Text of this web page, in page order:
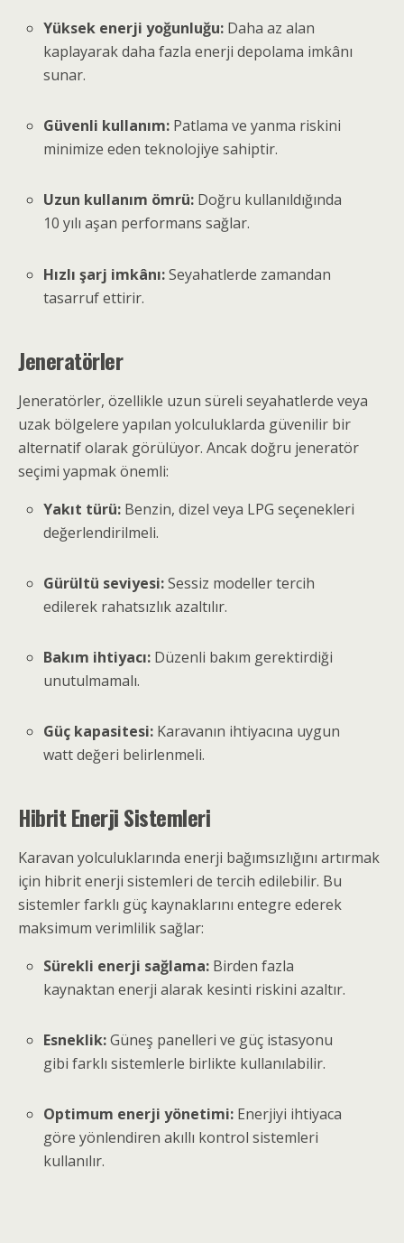
Yüksek enerji yoğunluğu: Daha az alan
kaplayarak daha fazla enerji depolama imkânı
sunar.
Güvenli kullanım: Patlama ve yanma riskini
minimize eden teknolojiye sahiptir.
Uzun kullanım ömrü: Doğru kullanıldığında
10 yılı aşan performans sağlar.
Hızlı şarj imkânı:Seyahatlerde zamandan
tasarruf ettirir.
Jeneratörler
Jeneratörler, özellikle uzun süreli seyahatlerde veya
uzak bölgelere yapılan yolculuklarda güvenilir bir
alternatif olarak görülüyor. Ancak doğru jeneratör
seçimi yapmak önemli:
Yakıt türü: Benzin, dizel veya LPG seçenekleri
değerlendirilmeli.
Gürültü seviyesi:Sessiz modeller tercih
edilerek rahatsızlık azaltılır.
Bakım ihtiyacı: Düzenli bakım gerektirdiği
unutulmamalı.
Güç kapasitesi: Karavanın ihtiyacına uygun
watt değeri belirlenmeli.
Hibrit Enerji Sistemleri
Karavan yolculuklarında enerji bağımsızlığını artırmak
için hibrit enerji sistemleri de tercih edilebilir. Bu
sistemler farklı güç kaynaklarını entegre ederek
maksimum verimlilik sağlar:
Sürekli enerji sağlama: Birden fazla
kaynaktan enerji alarak kesinti riskini azaltır.
Esneklik:Güneş panelleri ve güç istasyonu
gibi farklı sistemlerle birlikte kullanılabilir.
Optimum enerji yönetimi: Enerjiyi ihtiyaca
göre yönlendiren akıllı kontrol sistemleri
kullanılır.